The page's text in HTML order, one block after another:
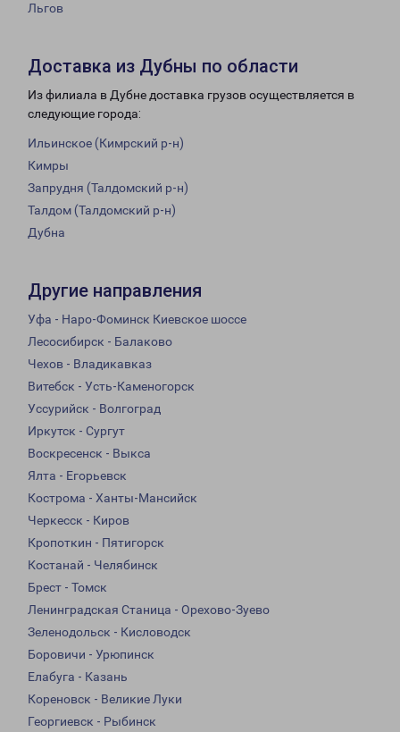
Льгов
Доставка из Дубны по области
Из филиала в Дубне доставка грузов осуществляется в
следующие города:
Ильинское (Кимрский р-н)
Кимры
Запрудня (Талдомский р-н)
Талдом (Талдомский р-н)
Дубна
Другие направления
Уфа - Наро-Фоминск Киевское шоссе
Лесосибирск - Балаково
Чехов - Владикавказ
Витебск - Усть-Каменогорск
Уссурийск - Волгоград
Иркутск - Сургут
Воскресенск - Выкса
Ялта - Егорьевск
Кострома - Ханты-Мансийск
Черкесск - Киров
Кропоткин - Пятигорск
Костанай - Челябинск
Брест - Томск
Ленинградская Станица - Орехово-Зуево
Зеленодольск - Кисловодск
Боровичи - Урюпинск
Елабуга - Казань
Кореновск - Великие Луки
Георгиевск - Рыбинск